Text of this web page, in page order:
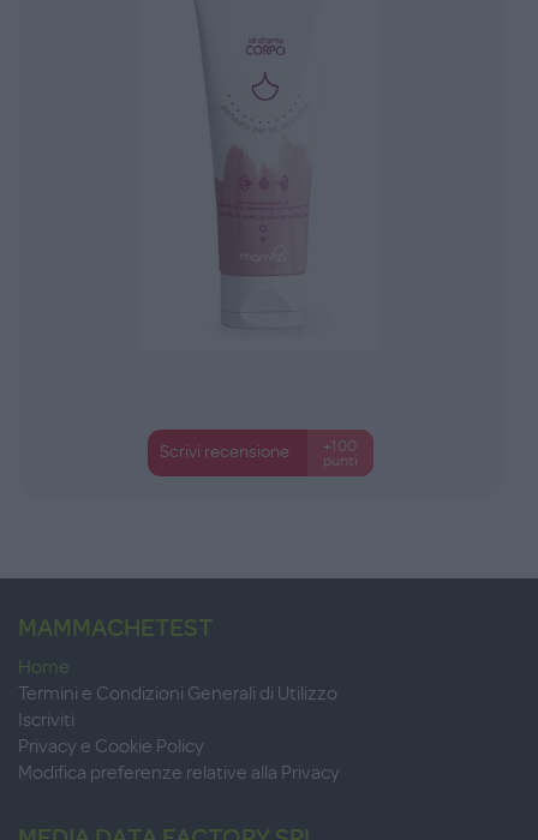
Scrivi recensione
+100
punti
MAMMACHETEST
Home
Termini e Condizioni Generali di Utilizzo
Iscriviti
Privacy e Cookie Policy
Modifica preferenze relative alla Privacy